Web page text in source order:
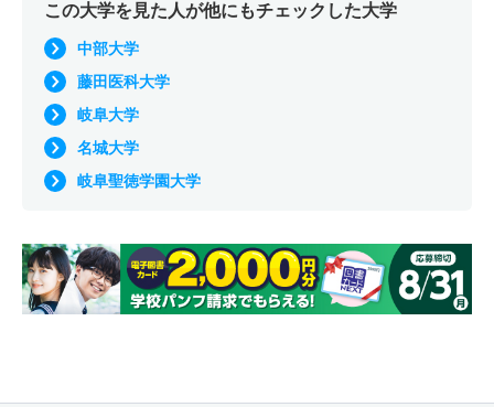
この大学を見た人が他にもチェックした大学
中部大学
藤田医科大学
岐阜大学
名城大学
岐阜聖徳学園大学